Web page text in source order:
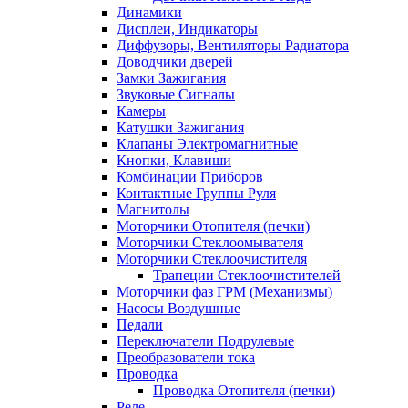
Динамики
Дисплеи, Индикаторы
Диффузоры, Вентиляторы Радиатора
Доводчики дверей
Замки Зажигания
Звуковые Сигналы
Камеры
Катушки Зажигания
Клапаны Электромагнитные
Кнопки, Клавиши
Комбинации Приборов
Контактные Группы Руля
Магнитолы
Моторчики Отопителя (печки)
Моторчики Стеклоомывателя
Моторчики Стеклоочистителя
Трапеции Стеклоочистителей
Моторчики фаз ГРМ (Механизмы)
Насосы Воздушные
Педали
Переключатели Подрулевые
Преобразователи тока
Проводка
Проводка Отопителя (печки)